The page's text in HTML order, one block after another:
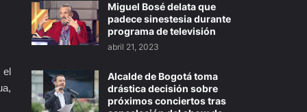
el
Miguel Bosé delata que
padece sinestesia durante
programa de televisión
abril 21, 2023
Alcalde de Bogotá toma
drástica decisión sobre
próximos conciertos tras